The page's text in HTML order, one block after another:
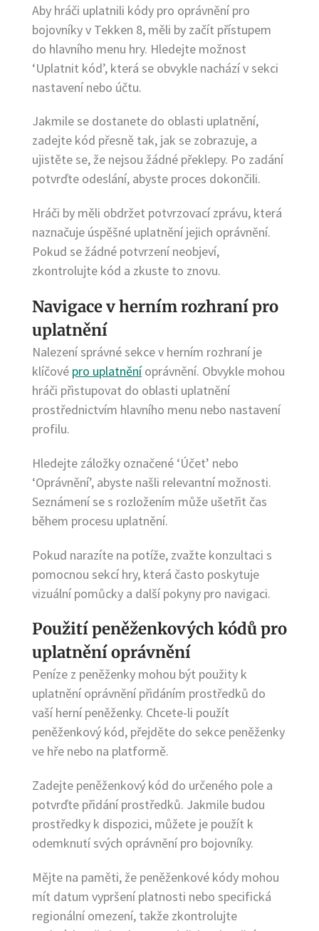
Aby hráči uplatnili kódy pro oprávnění pro
bojovníky v Tekken 8, měli by začít přístupem
do hlavního menu hry. Hledejte možnost
‘Uplatnit kód’, která se obvykle nachází v sekci
nastavení nebo účtu.
Jakmile se dostanete do oblasti uplatnění,
zadejte kód přesně tak, jak se zobrazuje, a
ujistěte se, že nejsou žádné překlepy. Po zadání
potvrďte odeslání, abyste proces dokončili.
Hráči by měli obdržet potvrzovací zprávu, která
naznačuje úspěšné uplatnění jejich oprávnění.
Pokud se žádné potvrzení neobjeví,
zkontrolujte kód a zkuste to znovu.
Navigace v herním rozhraní pro
uplatnění
Nalezení správné sekce v herním rozhraní je
klíčové pro uplatněníoprávnění. Obvykle mohou
hráči přistupovat do oblasti uplatnění
prostřednictvím hlavního menu nebo nastavení
profilu.
Hledejte záložky označené ‘Účet’ nebo
‘Oprávnění’, abyste našli relevantní možnosti.
Seznámení se s rozložením může ušetřit čas
během procesu uplatnění.
Pokud narazíte na potíže, zvažte konzultaci s
pomocnou sekcí hry, která často poskytuje
vizuální pomůcky a další pokyny pro navigaci.
Použití peněženkových kódů pro
uplatnění oprávnění
Peníze z peněženky mohou být použity k
uplatnění oprávnění přidáním prostředků do
vaší herní peněženky. Chcete-li použít
peněženkový kód, přejděte do sekce peněženky
ve hře nebo na platformě.
Zadejte peněženkový kód do určeného pole a
potvrďte přidání prostředků. Jakmile budou
prostředky k dispozici, můžete je použít k
odemknutí svých oprávnění pro bojovníky.
Mějte na paměti, že peněženkové kódy mohou
mít datum vypršení platnosti nebo specifická
regionální omezení, takže zkontrolujte